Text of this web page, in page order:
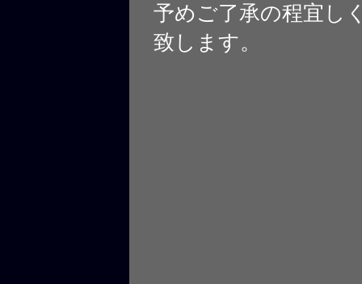
予めご了承の程宜し
致します。